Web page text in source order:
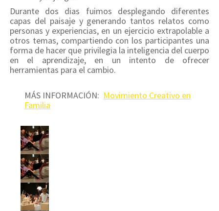
Durante dos dias fuimos desplegando diferentes
capas del paisaje y generando tantos relatos como
personas y experiencias, en un ejercicio extrapolable a
otros temas, compartiendo con los participantes una
forma de hacer que privilegia la inteligencia del cuerpo
en el aprendizaje, en un intento de ofrecer
herramientas para el cambio.
MÁS INFORMACIÓN: Movimiento Creativo en
Familia